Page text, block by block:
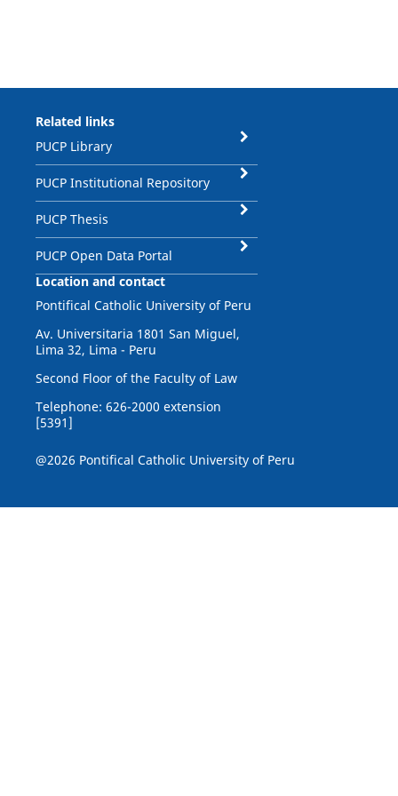
Related links
PUCP Library
PUCP Institutional Repository
PUCP Thesis
PUCP Open Data Portal
Location and contact
Pontifical Catholic University of Peru
Av. Universitaria 1801 San Miguel,
Lima 32, Lima - Peru
Second Floor of the Faculty of Law
Telephone: 626-2000 extension
[5391]
@2026 Pontifical Catholic University of Peru